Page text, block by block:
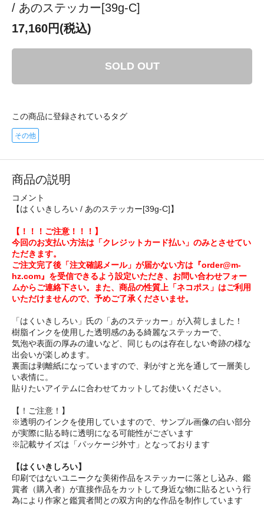
/ あのステッカー[39g-C]
17,160円(税込)
SOLD OUT
この商品に登録されているタグ
その他
商品の説明
コメント
【はくいきしろい / あのステッカー[39g-C]】
【！！！ご注意！！！】
今回のお支払い方法は「クレジットカード払い」のみとさせてい
ただきます。
ご注文完了後「注文確認メール」が届かない方は『order@m-
hz.com』を受信できるよう設定いただき、お問い合わせフォー
ムからご連絡下さい。また、商品の性質上「ネコポス」はご利用
いただけませんので、予めご了承くださいませ。
「はくいきしろい」氏の「あのステッカー」が入荷しました！
樹脂インクを使用した透明感のある綺麗なステッカーで、
気泡や表面の厚みの違いなど、同じものは存在しない奇跡の様な
出会いが楽しめます。
裏面は剥離紙になっていますので、剥がすと光を通して一層美し
い表情に。
貼りたいアイテムに合わせてカットしてお使いください。
【！ご注意！】
※透明のインクを使用していますので、サンプル画像の白い部分
が実際に貼る時に透明になる可能性がございます
※記載サイズは「パッケージ外寸」となっております
【はくいきしろい】
印刷ではないユニークな美術作品をステッカーに落とし込み、鑑
賞者（購入者）が直接作品をカットして身近な物に貼るという行
為により作家と鑑賞者間との双方向的な作品を制作しています